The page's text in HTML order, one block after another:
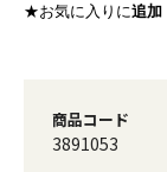
★お気に入りに追加
商品コード
3891053